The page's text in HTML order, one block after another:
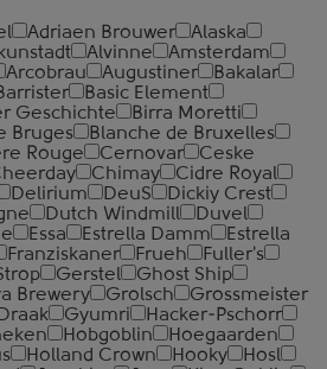
Adriaen Brouwer
Alaska
Alvinne
Amsterdam
Arcobrau Augustiner
Bakalar
Basic Element
Geschichte
Birra Moretti
Bruges
Blanche de Bruxelles
Rouge Cernovar
Ceske
Chimay
Cidre Royal
Delirium DeuS
Dickiy Crest
Dutch Windmill
Duvel
Essa Estrella Damm
Estrella
Franziskaner Frueh
Fuller's
Gerstel
Ghost Ship
Brewery Grolsch
Grossmeister
Gyumri
Hacker-Pschorr
Hobgoblin
Hoegaarden
Holland Crown Hooky
Hosl